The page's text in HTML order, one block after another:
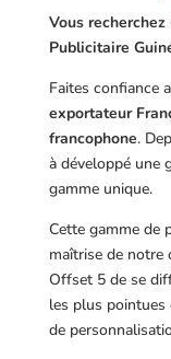
Vous
Publicitaire
Faites confiance
exportateur
francophone.
à développé une
gamme unique.
Cette gamme de
maîtrise de notre
Offset 5 de se
les plus pointues
de